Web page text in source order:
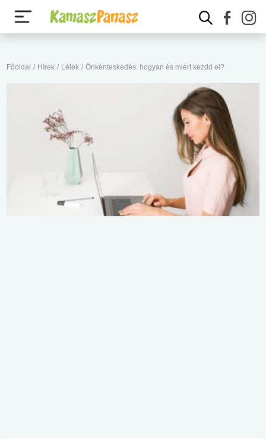
Főoldal / Hírek / Lélek / Önkénteskedés: hogyan és miért kezdd el?